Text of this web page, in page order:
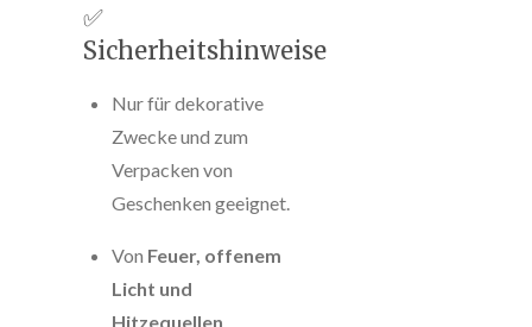
✅
Sicherheitshinweise
Nur für dekorative
Zwecke und zum
Verpacken von
Geschenken geeignet.
Von Feuer, offenem
Licht und
Hitzequellen